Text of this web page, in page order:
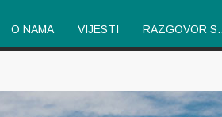
O NAMA VIJESTI RAZGOVOR